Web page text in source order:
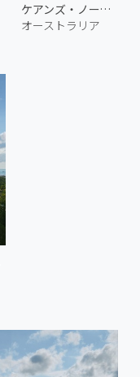
ケアンズ・ノースの朝焼け 3
オーストラリア